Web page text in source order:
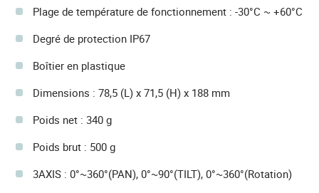
Plage de température de fonctionnement : -30°C ~ +60°C
Degré de protection IP67
Boîtier en plastique
Dimensions : 78,5 (L) x 71,5 (H) x 188 mm
Poids net : 340 g
Poids brut : 500 g
3AXIS : 0°~360°(PAN), 0°~90°(TILT), 0°~360°(Rotation)